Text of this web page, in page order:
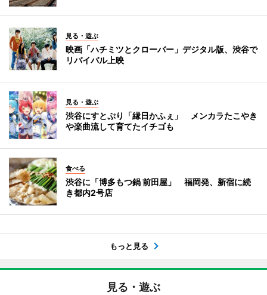
見る・遊ぶ
映画「ハチミツとクローバー」デジタル版、渋谷で
リバイバル上映
見る・遊ぶ
渋谷にすとぷり「縁日かふぇ」 メンカラたこやき
や楽曲流して育てたイチゴも
食べる
渋谷に「博多もつ鍋 前田屋」 福岡発、新宿に続
き都内2号店
もっと見る
見る・遊ぶ